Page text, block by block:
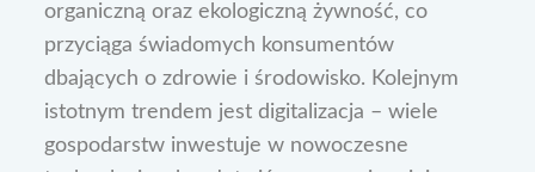
organiczną oraz ekologiczną żywność, co
przyciąga świadomych konsumentów
dbających o zdrowie i środowisko. Kolejnym
istotnym trendem jest digitalizacja – wiele
gospodarstw inwestuje w nowoczesne